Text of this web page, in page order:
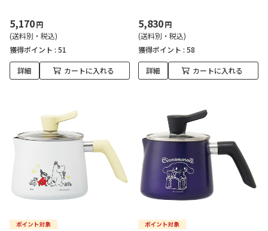
5,170円
(送料別・税込)
獲得ポイント : 51
詳細 カートに入れる
5,830円
(送料別・税込)
獲得ポイント : 58
詳細 カートに入れる